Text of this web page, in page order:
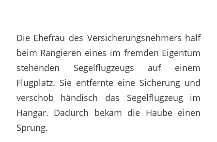
Die Ehefrau des Versicherungsnehmers half
beim Rangieren eines im fremden Eigentum
stehenden Segelflugzeugs auf einem
Flugplatz. Sie entfernte eine Sicherung und
verschob händisch das Segelflugzeug im
Hangar. Dadurch bekam die Haube einen
Sprung.